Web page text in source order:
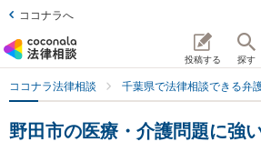
ココナラへ
投稿する 探す
ココナラ法律相談 千葉県で法律相談できる弁
野田市の医療・介護問題に強